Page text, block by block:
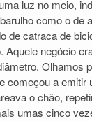
luz no meio,
como o de
de catraca de
Aquele negócio
Olhamos
começou a emitir
o chão,
umas cinco